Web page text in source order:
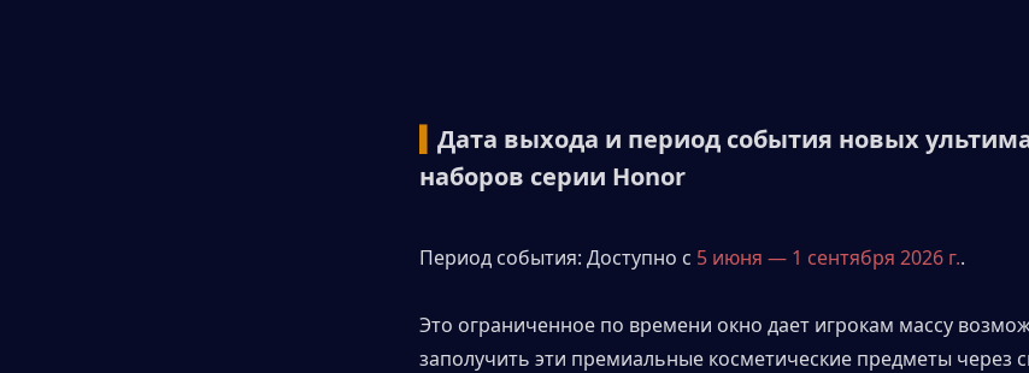
Дата выхода и период события новых
наборов серии Honor
Период события: Доступно с 5 июня — 1 сентября 2026 г..
Это ограниченное по времени окно дает игрокам массу
заполучить эти премиальные косметические предметы через